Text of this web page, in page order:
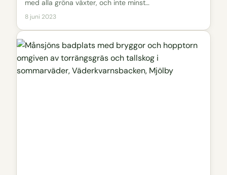
med alla gröna växter, och inte minst…
8 juni 2023